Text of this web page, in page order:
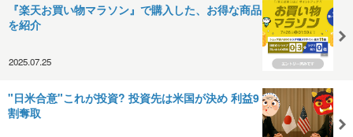
『楽天お買い物マラソン』で購入した、お得な商品
を紹介
2025.07.25
"日米合意"これが投資? 投資先は米国が決め 利益9
割奪取